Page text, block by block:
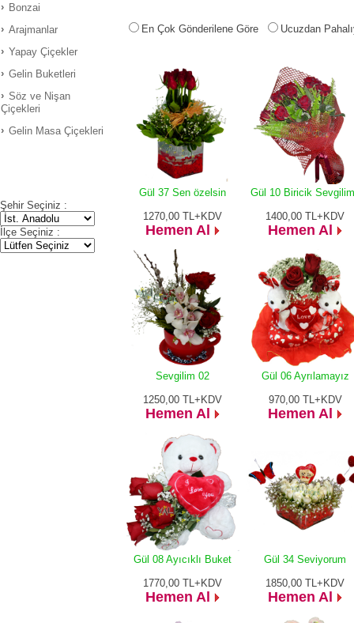
Bonzai
Arajmanlar
Yapay Çiçekler
Gelin Buketleri
Söz ve Nişan
Çiçekleri
Gelin Masa Çiçekleri
Şehir Seçiniz :
İlçe Seçiniz :
En Çok Gönderilene Göre Ucuzdan
Gül 37 Sen özelsin
1270,00 TL+KDV
Hemen Al
Gül 10 Biricik
1400,00 TL+KDV
Hemen Al
Sevgilim 02
1250,00 TL+KDV
Hemen Al
Gül 06 Ayrılamayız
970,00 TL+KDV
Hemen Al
Gül 08 Ayıcıklı Buket
1770,00 TL+KDV
Hemen Al
Gül 34 Seviyorum
1850,00 TL+KDV
Hemen Al